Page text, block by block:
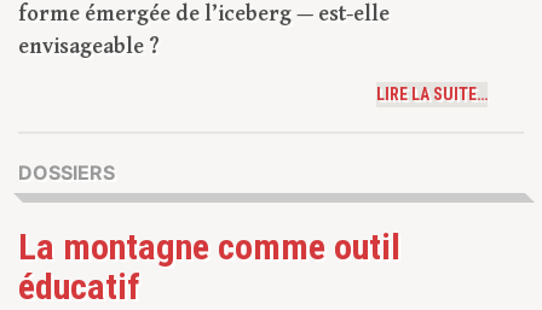
forme émergée de l’iceberg — est-elle
envisageable ?
LIRE LA SUITE…
DOSSIERS
La montagne comme outil
éducatif